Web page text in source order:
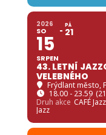
2026
SO
15
SRPEN
PÁ
21
43. LETNÍ
VELEBNÉHO
Frýdlant město,
18.00 - 23.59
Druh akce CAFÉ
Jazz